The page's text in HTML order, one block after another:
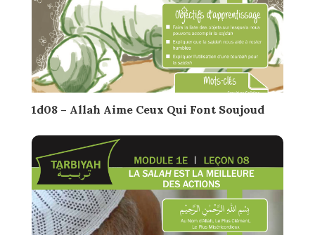
1d08 – Allah Aime Ceux Qui Font Soujoud